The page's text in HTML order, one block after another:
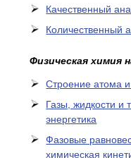
Качественный
Количественный
Физическая химия
Cтроение атома
Газы, жидкости и
энергетика
Фазовые
химическая